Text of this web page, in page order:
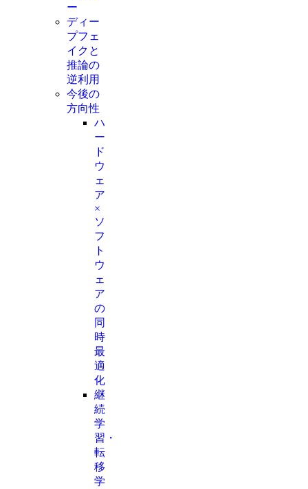
ー
ディー
プフェ
イクと
推論の
逆利用
今後の
方向性
ハ
ー
ド
ウ
ェ
ア
×
ソ
フ
ト
ウ
ェ
ア
の
同
時
最
適
化
継
続
学
習・
転
移
学